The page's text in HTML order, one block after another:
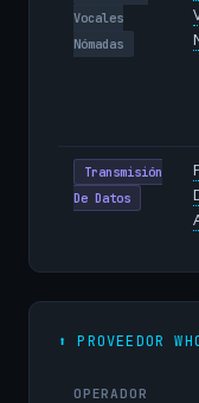
Vocales
Nómadas
Transmisión
De Datos
⬆️ PROVEEDOR
OPERADOR